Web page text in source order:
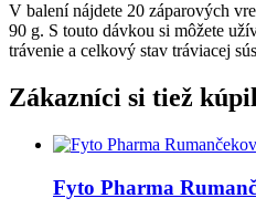
V balení nájdete 20 záparových
90 g. S touto dávkou si môžete
trávenie a celkový stav tráviacej
Zákazníci si tiež
Fyto Pharma